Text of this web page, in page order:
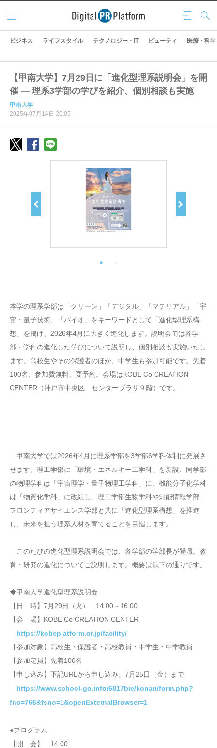
ログ
イン
検索
メニ
ュー
ビジネス ライフスタイル テクノロジー・IT ビューティ 医療・科学
【甲南大学】7月29日に「進化型理系説明会」を開
催 ― 理系3学部の学びを紹介、個別相談も実施
甲南大学
2025年07月14日 20:05
本学の理系学部は「グリーン」「デジタル」「マテリアル」「宇
宙・量子技術」「バイオ」をキーワードとして「進化型理系構
想」を掲げ、2026年4月に大きく進化します。説明会では各学
部・学科の進化した学びについて説明し、個別相談も実施いたし
ます。高校生やその保護者のほか、中学生も参加可能です。先着
100名、参加費無料、要予約。会場はKOBE Co CREATION
CENTER（神戸市中央区 センタープラザ９階）です。
甲南大学では2026年4月に理系学部を3学部6学科体制に発展さ
せます。理工学部に「環境・エネルギー工学科」を新設、同学部
の物理学科は「宇宙理学・量子物理工学科」に、機能分子化学科
は「物質化学科」に改組し、理工学部生物学科や知能情報学部、
フロンティアサイエンス学部と共に「進化型理系構想」を推進
し、未来を担う理系人材を育てることを目指します。
このたびの進化型理系説明会では、各学部の学部長が登壇。教
育・研究の進化についてご説明します。概要は以下の通りです。
◆甲南大学進化型理系説明会
【日 時】7月29日（火） 14:00～16:00
【会 場】KOBE Co CREATION CENTER
https://kobeplatform.or.jp/facility/
【参加対象】高校生・保護者・高校教員・中学生・中学教員
【参加定員】先着100名
【申し込み】下記URLから申し込み。7月25日（金）まで
https://www.school-go.info/6817bie/konan/form.php?
fno=766&fsno=1&openExternalBrowser=1
●プログラム
【開 会】 14:00